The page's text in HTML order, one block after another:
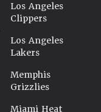
Los Angeles
Clippers
Los Angeles
Lakers
Memphis
Grizzlies
Miami Heat